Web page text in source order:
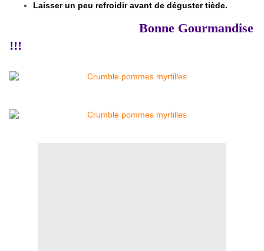
Laisser un peu refroidir avant de déguster tiède.
Bonne Gourmandise
!!!